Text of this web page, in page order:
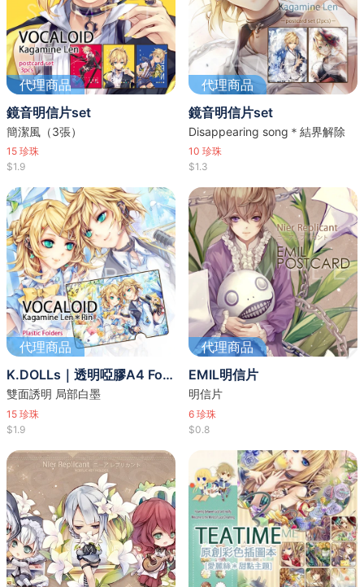
代理商品
鏡音明信片set
簡潔風（3張）
15 珍珠
$1.9
代理商品
鏡音明信片set
Disappearing song＊結界解除
10 珍珠
$1.3
代理商品
K.DOLLs｜透明啞膠A4 Folder
雙面誘明 局部白墨
15 珍珠
$1.9
代理商品
EMIL明信片
明信片
6 珍珠
$0.8